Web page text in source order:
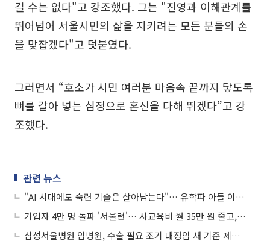
길 수는 없다"고 강조했다. 그는 "진영과 이해관계를
뛰어넘어 서울시민의 삶을 지키려는 모든 분들의 손
을 맞잡겠다"고 덧붙였다.
그러면서 “호소가 시민 여러분 마음속 끝까지 닿도록
뼈를 갈아 넣는 심정으로 혼신을 다해 뛰겠다”고 강
조했다.
관련 뉴스
"AI 시대에도 숙련 기술은 살아남는다"… 유학파 아들 이끈 '서울명장' 뚝심
가입자 4만 명 돌파 '서울런'… 사교육비 월 35만 원 줄고, 성적은 쑥
삼성서울병원 암병원, 수술 필요 조기 대장암 새 기준 제시…“꼭 필요한 환자만”